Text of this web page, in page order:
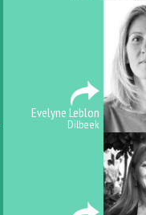
Evelyne Leblon
Dilbeek